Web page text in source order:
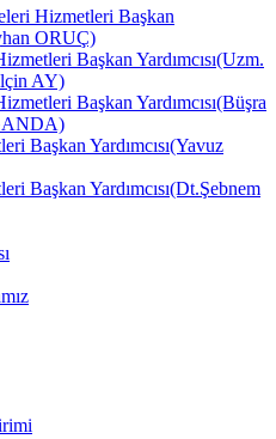
Hizmetleri Başkan
ORUÇ)
Başkan Yardımcısı(Uzm.
AY)
Başkan Yardımcısı(Büşra
Başkan Yardımcısı(Yavuz
Başkan Yardımcısı(Dt.Şebnem